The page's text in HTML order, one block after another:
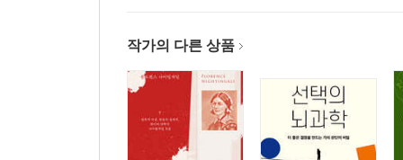
작가의 다른 상품